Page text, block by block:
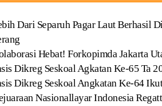
Dari Separuh Pagar Laut Berhasil
Hebat! Forkopimda Jakarta
Dikreg Seskoal Agkatan Ke-65 Ta
Dikreg Seskoal Angkatan Ke-64
Nasionallayar Indonesia